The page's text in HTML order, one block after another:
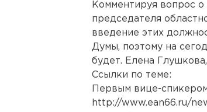
Комментируя вопрос о
председателя
введение этих
Думы, поэтому на
будет. Елена
Ссылки по теме:
Первым вице-
http://www.ean66.ru/